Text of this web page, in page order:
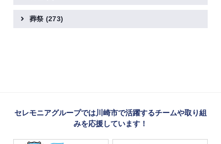
葬祭 (273)
セレモニアグループでは川崎市で活躍するチームや取り組
みを応援しています！